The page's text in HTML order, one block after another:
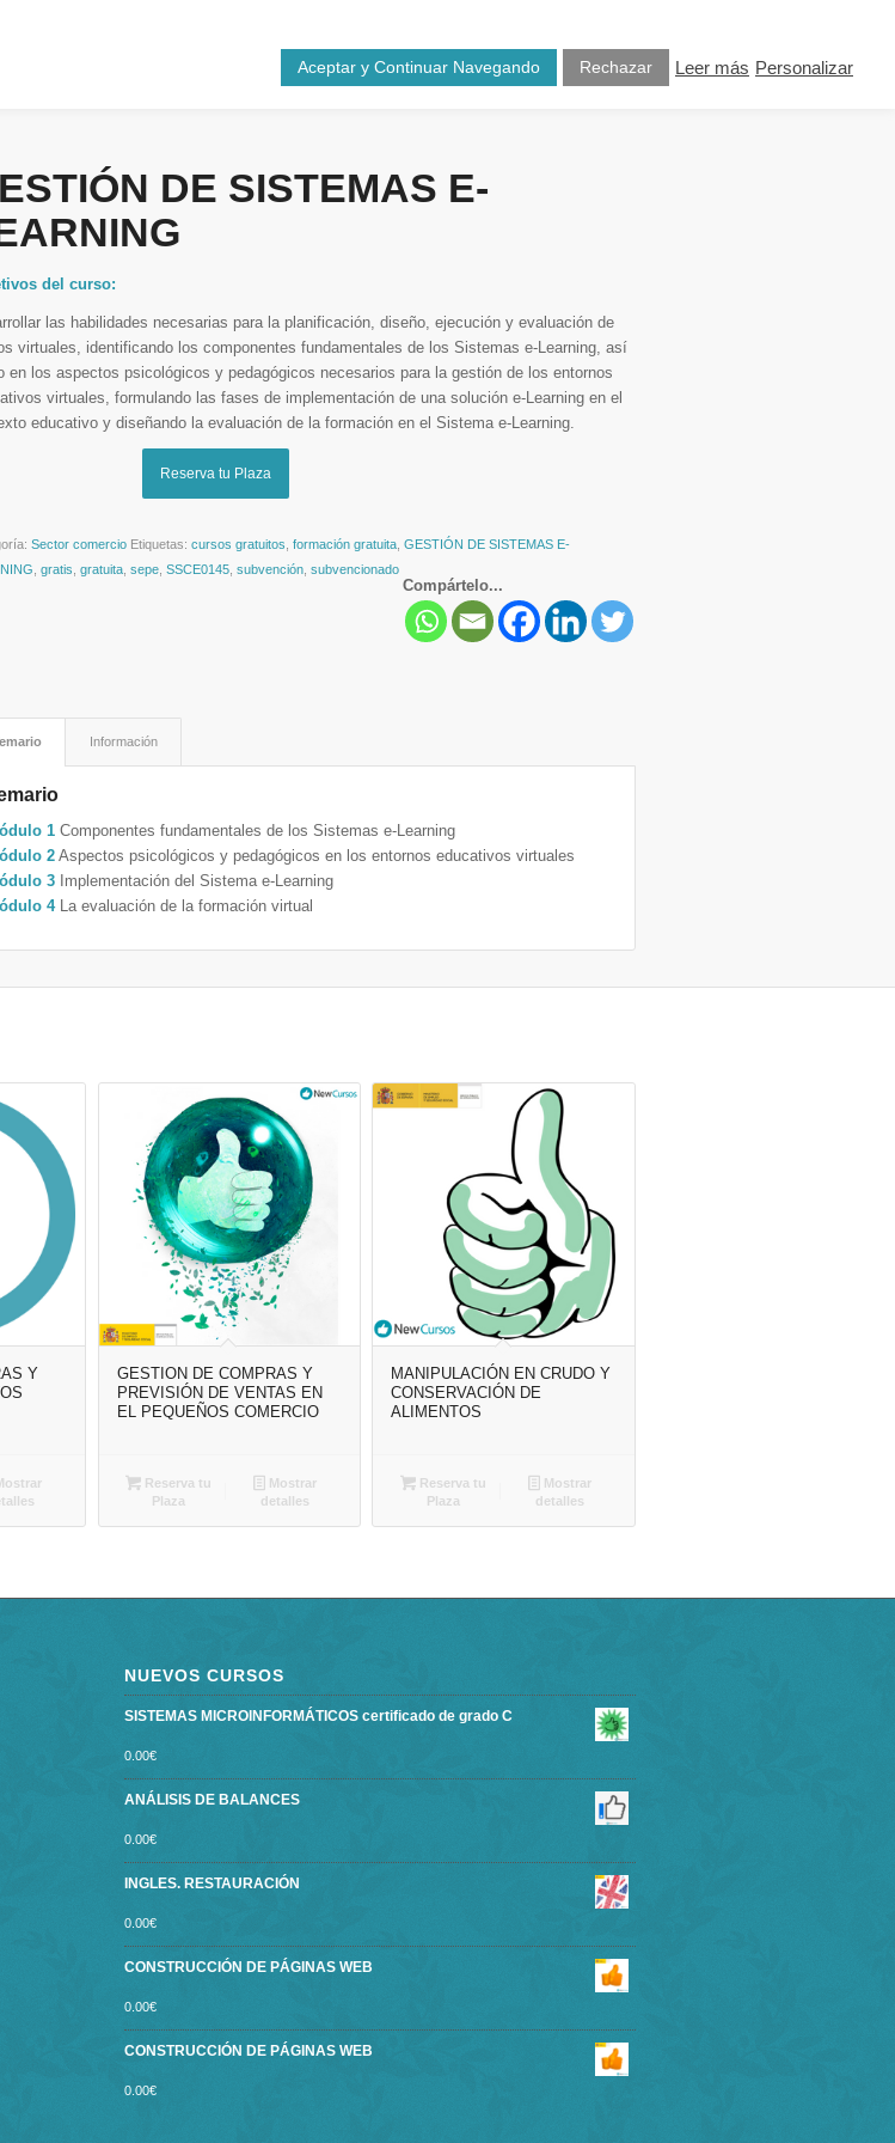
Cursos Nosotros Blog Contacto
DE SISTEMAS E-
del curso:
las habilidades necesarias para la planificación, diseño, ejecución y evaluación de
virtuales, identificando los componentes fundamentales de los Sistemas e-Learning, así
en los aspectos psicológicos y pedagógicos necesarios para la gestión de los entornos
virtuales, formulando las fases de implementación de una solución e-Learning en el
educativo y diseñando la evaluación de la formación en el Sistema e-Learning.
Reserva tu Plaza
Sector comercio Etiquetas:cursos gratuitos ,formación gratuita ,GESTIÓN DE SISTEMAS E-
,gratis ,gratuita ,sepe ,SSCE0145 ,subvención ,subvencionado
Compártelo...
Información
1 Componentes fundamentales de los Sistemas e-Learning
2Aspectos psicológicos y pedagógicos en los entornos educativos virtuales
3 Implementación del Sistema e-Learning
4La evaluación de la formación virtual
Y
GESTION DE COMPRAS Y
PREVISIÓN DE VENTAS EN
EL PEQUEÑOS COMERCIO
Reserva tu
Plaza
Mostrar
detalles
MANIPULACIÓN EN CRUDO Y
CONSERVACIÓN DE
ALIMENTOS
Reserva tu
Plaza
Mostrar
detalles
NUEVOS CURSOS
SISTEMAS MICROINFORMÁTICOS certificado de grado C
0.00€
ANÁLISIS DE BALANCES
0.00€
INGLES. RESTAURACIÓN
0.00€
CONSTRUCCIÓN DE PÁGINAS WEB
0.00€
CONSTRUCCIÓN DE PÁGINAS WEB
0.00€
Aceptar y Continuar Navegando Rechazar Leer más Personalizar